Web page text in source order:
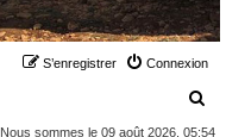
Connexion
S’enregistrer
e
Nous sommes le 09 août 2026, 05:54